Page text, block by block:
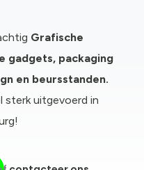
Grafische
gadgets, packaging
en beursstanden.
sterk uitgevoerd in